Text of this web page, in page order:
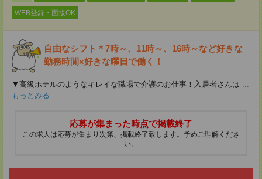
WEB登録・面接OK
自由なシフト＊7時～、11時～、16時～など好きな
勤務時間×好きな曜日で働く！
▼高級ホテルのようなキレイな職場で介護のお仕事！入居者さんは ...
もっとみる
応募が集まった時点で掲載終了
この求人は応募が集まり次第、掲載終了致します。予めご理解くださ
い。